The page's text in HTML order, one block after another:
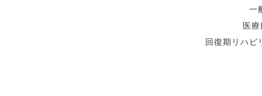
一
医
回復期リハビ